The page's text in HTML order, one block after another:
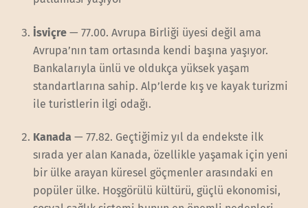
İsviçre — 77.00. Avrupa Birliği üyesi değil ama
Avrupa’nın tam ortasında kendi başına yaşıyor.
Bankalarıyla ünlü ve oldukça yüksek yaşam
standartlarına sahip. Alp’lerde kış ve kayak turizmi
ile turistlerin ilgi odağı.
Kanada — 77.82. Geçtiğimiz yıl da endekste ilk
sırada yer alan Kanada, özellikle yaşamak için yeni
bir ülke arayan küresel göçmenler arasındaki en
popüler ülke. Hoşgörülü kültürü, güçlü ekonomisi,